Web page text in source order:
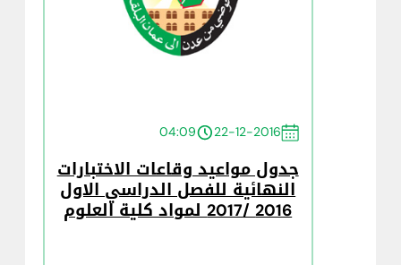
22-12-2016
04:09
جدول مواعيد وقاعات الاختبارات
النهائية للفصل الدراسي الاول
2016 /2017 لمواد كلية العلوم